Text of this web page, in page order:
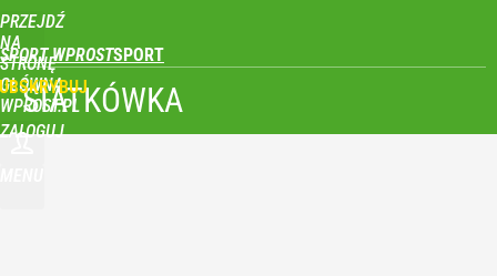
PRZEJDŹ
NA
STRONĘ
GŁÓWNĄ
WPROST.PL
SPORT WPROST
ZALOGUJ
SIATKÓWKA